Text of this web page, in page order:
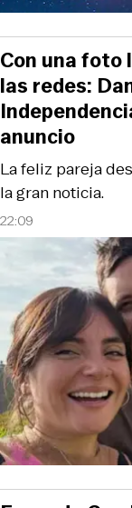
22:09
La feliz pareja
la gran noticia.
Con una foto
las redes:
anuncio